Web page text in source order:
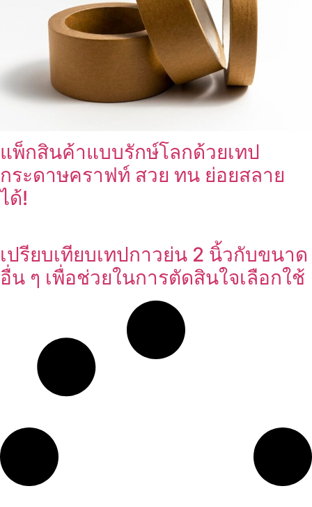
แพ็กสินค้าแบบรักษ์โลกด้วยเทป
กระดาษคราฟท์ สวย ทน ย่อยสลาย
ได้!
เปรียบเทียบเทปกาวย่น 2 นิ้วกับขนาด
อื่น ๆ เพื่อช่วยในการตัดสินใจเลือกใช้